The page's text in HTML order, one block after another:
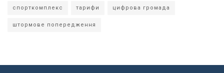
спорткомплекс тарифи цифрова громада
штормове попередження